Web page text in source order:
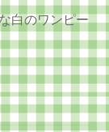
白のワンピー